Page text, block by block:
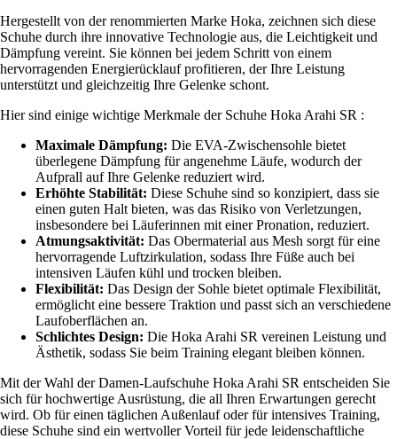
Hergestellt von der renommierten Marke Hoka, zeichnen sich diese
Schuhe durch ihre innovative Technologie aus, die Leichtigkeit und
Dämpfung vereint. Sie können bei jedem Schritt von einem
hervorragenden Energierücklauf profitieren, der Ihre Leistung
unterstützt und gleichzeitig Ihre Gelenke schont.
Hier sind einige wichtige Merkmale der Schuhe Hoka Arahi SR :
Maximale Dämpfung: Die EVA-Zwischensohle bietet
überlegene Dämpfung für angenehme Läufe, wodurch der
Aufprall auf Ihre Gelenke reduziert wird.
Erhöhte Stabilität: Diese Schuhe sind so konzipiert, dass sie
einen guten Halt bieten, was das Risiko von Verletzungen,
insbesondere bei Läuferinnen mit einer Pronation, reduziert.
Atmungsaktivität: Das Obermaterial aus Mesh sorgt für eine
hervorragende Luftzirkulation, sodass Ihre Füße auch bei
intensiven Läufen kühl und trocken bleiben.
Flexibilität: Das Design der Sohle bietet optimale Flexibilität,
ermöglicht eine bessere Traktion und passt sich an verschiedene
Laufoberflächen an.
Schlichtes Design: Die Hoka Arahi SR vereinen Leistung und
Ästhetik, sodass Sie beim Training elegant bleiben können.
Mit der Wahl der Damen-Laufschuhe Hoka Arahi SR entscheiden Sie
sich für hochwertige Ausrüstung, die all Ihren Erwartungen gerecht
wird. Ob für einen täglichen Außenlauf oder für intensives Training,
diese Schuhe sind ein wertvoller Vorteil für jede leidenschaftliche